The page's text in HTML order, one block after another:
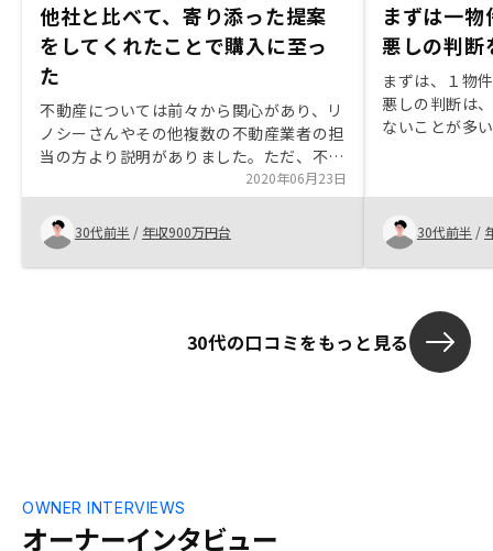
他社と比べて、寄り添った提案
をしてくれたことで購入に至っ
た
不動産については前々から関心があり、リ
ノシーさんやその他複数の不動産業者の担
当の方より説明がありました。ただ、不動
産については分からないことが多く不安は
ありましたが、担当の方が親身になり繰り
返し説明していただけたことにとても好感
を持ちました。また、他社の担当者より私
の気持ちを理解した提案を頂けたと思いま
るのでとても良かったです。物件を仕入れ
2020年06月23日
30代前半 / 年収900万円台
まずは一
悪しの判断
まずは、１物
悪しの判断は
ないことが多
には、なくな
持ちにも配慮
30代前半 /
30代の口コミをもっと見る
オーナーインタビュー
OWNER INTERVIEWS